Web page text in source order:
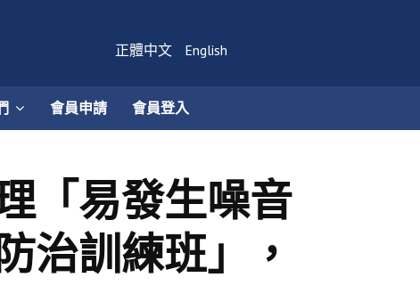
正體中文 English
會員申請 會員登入
「易發生噪音
治訓練班」，